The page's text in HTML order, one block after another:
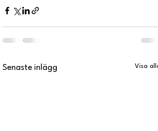
Senaste inlägg Visa alla